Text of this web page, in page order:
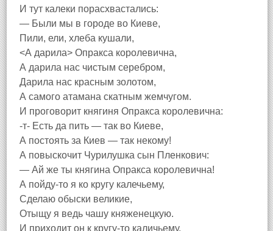
И тут калеки порасхвастались:
— Были мы в городе во Киеве,
Пили, ели, хлеба кушали,
<А дарила> Опракса королевична,
А дарила нас чистым серебром,
Дарила нас красным золотом,
А самого атамана скатным жемчугом.
И проговорит княгиня Опракса королевична:
-т- Есть да пить — так во Киеве,
А постоять за Киев — так некому!
А повыскочит Чурилушка сын Пленкович:
— Ай же ты княгина Опракса королевична!
А пойду-то я ко кругу калечьему,
Сделаю обыски великие,
Отыщу я ведь чашу княженецкую.
И приходит он к кругу-то каличьему,